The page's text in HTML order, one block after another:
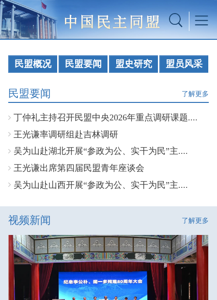
民盟概况 民盟要闻 盟史研究 盟员风采
民盟要闻 了解更多
丁仲礼主持召开民盟中央2026年重点调研课题....
王光谦率调研组赴吉林调研
吴为山赴湖北开展“参政为公、实干为民”主....
王光谦出席第四届民盟青年座谈会
吴为山赴山西开展“参政为公、实干为民”主....
视频新闻 了解更多